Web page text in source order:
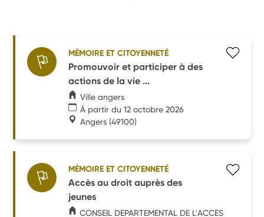
MÉMOIRE ET CITOYENNETÉ
Promouvoir et participer à des
actions de la vie ...
Ville angers
À partir du 12 octobre 2026
Angers (49100)
MÉMOIRE ET CITOYENNETÉ
Accès au droit auprès des
jeunes
CONSEIL DEPARTEMENTAL DE L'ACCES